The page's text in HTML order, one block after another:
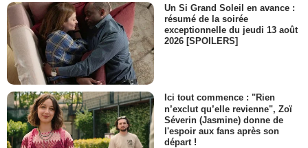
Un Si Grand Soleil en avance :
résumé de la soirée
exceptionnelle du jeudi 13 août
2026 [SPOILERS]
Ici tout commence : "Rien
n’exclut qu’elle revienne", Zoï
Séverin (Jasmine) donne de
l'espoir aux fans après son
départ !